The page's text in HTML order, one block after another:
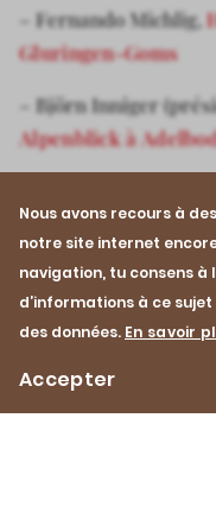
Nous avons recours à
notre site internet
navigation, tu consens
d’informations à ce
des données. En savoir
Accepter
– Fernando Michlig,
Gluringen-Goms
– Björn Inniger
Alpenblick à
Concours de
CONNECTÉ-E-S!
En mai 2024, Viande
recherche des
suivront au cours du